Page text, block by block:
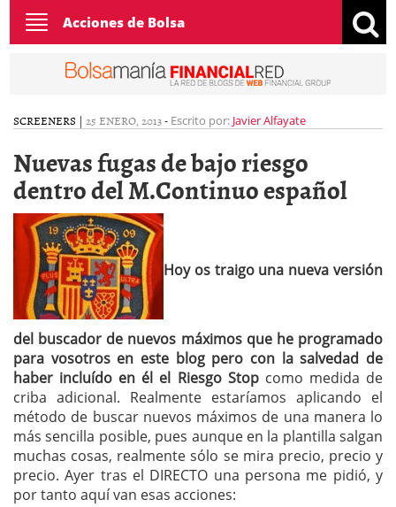
Toggle
navigation
Acciones de Bolsa
SCREENERS | 25 ENERO, 2013- Escrito por: Javier Alfayate
Nuevas fugas de bajo riesgo
dentro del M.Continuo español
Hoy os traigo una nueva versión
del buscador de nuevos máximos que he programado
para vosotros en este blog pero con la salvedad de
haber incluído en él el Riesgo Stopcomo medida de
criba adicional. Realmente estaríamos aplicando el
método de buscar nuevos máximos de una manera lo
más sencilla posible, pues aunque en la plantilla salgan
muchas cosas, realmente sólo se mira precio, precio y
precio. Ayer tras el DIRECTO una persona me pidió, y
por tanto aquí van esas acciones: